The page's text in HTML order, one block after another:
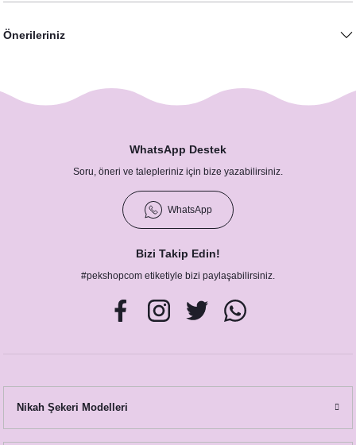
Önerileriniz
WhatsApp Destek
Soru, öneri ve talepleriniz için bize yazabilirsiniz.
WhatsApp
Bizi Takip Edin!
#pekshopcom etiketiyle bizi paylaşabilirsiniz.
Nikah Şekeri Modelleri